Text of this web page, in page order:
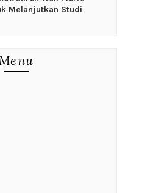
Melanjutkan Studi
Menu